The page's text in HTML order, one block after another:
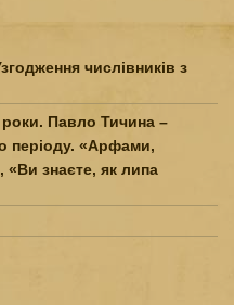
числівників з
роки. Павло Тичина –
періоду. «Арфами,
знаєте, як липа